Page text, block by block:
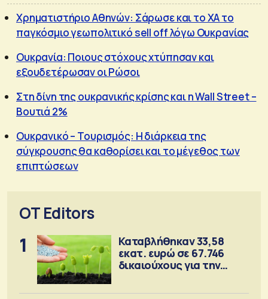
Χρηματιστήριο Αθηνών: Σάρωσε και το ΧΑ το
παγκόσμιο γεωπολιτικό sell off λόγω Ουκρανίας
Ουκρανία: Ποιους στόχους χτύπησαν και
εξουδετέρωσαν οι Ρώσοι
Στη δίνη της ουκρανικής κρίσης και η Wall Street –
Βουτιά 2%
Ουκρανικό – Τουρισμός: Η διάρκεια της
σύγκρουσης θα καθορίσει και το μέγεθος των
επιπτώσεων
OT Editors
1
Καταβλήθηκαν 33,58
εκατ. ευρώ σε 67.746
δικαιούχους για την